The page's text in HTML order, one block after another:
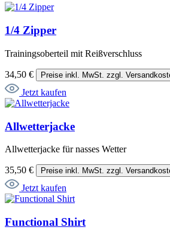
1/4 Zipper
Trainingsoberteil mit Reißverschluss
34,50 € Preise inkl. MwSt. zzgl.
Jetzt kaufen
Allwetterjacke
Allwetterjacke für nasses Wetter
35,50 € Preise inkl. MwSt. zzgl.
Jetzt kaufen
Functional Shirt